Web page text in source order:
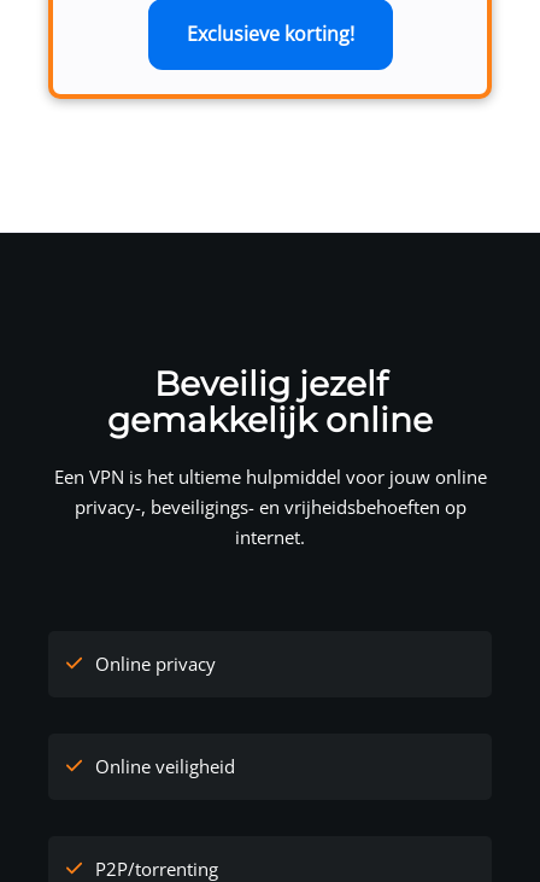
Exclusieve korting!
Beveilig jezelf
gemakkelijk online
Een VPN is het ultieme hulpmiddel voor jouw online
privacy-, beveiligings- en vrijheidsbehoeften op
internet.
Online privacy
Online veiligheid
P2P/torrenting